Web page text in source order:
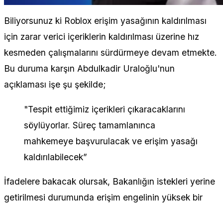
Biliyorsunuz ki Roblox erişim yasağının kaldırılması
için zarar verici içeriklerin kaldırılması üzerine hız
kesmeden çalışmalarını sürdürmeye devam etmekte.
Bu duruma karşın Abdulkadir Uraloğlu'nun
açıklaması işe şu şekilde;
"Tespit ettiğimiz içerikleri çıkaracaklarını
söylüyorlar. Süreç tamamlanınca
mahkemeye başvurulacak ve erişim yasağı
kaldırılabilecek”
İfadelere bakacak olursak, Bakanlığın istekleri yerine
getirilmesi durumunda erişim engelinin yüksek bir